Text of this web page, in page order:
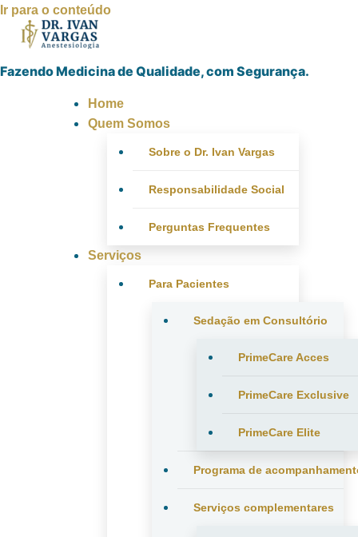
Ir para o conteúdo
Fazendo Medicina de Qualidade, com Segurança.
Home
Quem Somos
Sobre o Dr. Ivan Vargas
Responsabilidade Social
Perguntas Frequentes
Serviços
Para Pacientes
Sedação em Consultório
PrimeCare Acces
PrimeCare Exclusive
PrimeCare Elite
Programa de
Serviços complementares